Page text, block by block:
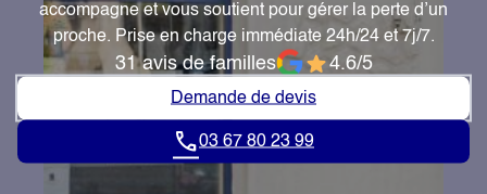
accompagne et vous soutient pour gérer la perte d’un
proche. Prise en charge immédiate 24h/24 et 7j/7.
31 avis de familles 4.6/5
Demande de devis
03 67 80 23 99